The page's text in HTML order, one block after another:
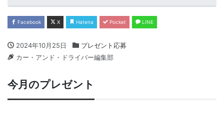
Facebook X Hatena Pocket LINE
2024年10月25日
プレゼント応募
カー・アンド・ドライバー編集部
今月のプレゼント